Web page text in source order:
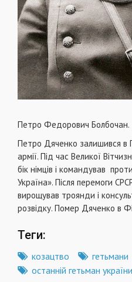
Петро Федорович Болбочан.
Петро Дяченко залишився в
армії. Під час Великої
бік німців і командував
Україна». Після перемоги
вирощував троянди і
розвідку. Помер Дяченко в
Теги:
козацтво гетьмани
останній гетьман україни